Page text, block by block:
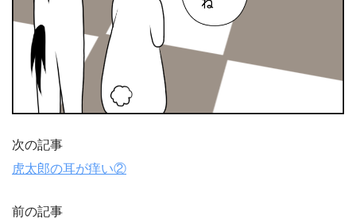
次の記事
虎太郎の耳が痒い②
前の記事